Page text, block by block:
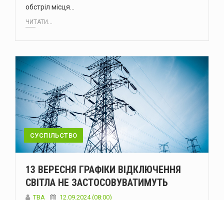
обстріл місця…
ЧИТАТИ...
СУСПІЛЬСТВО
13 ВЕРЕСНЯ ГРАФІКИ ВІДКЛЮЧЕННЯ
СВІТЛА НЕ ЗАСТОСОВУВАТИМУТЬ
ТВА 12.09.2024 (08:00)